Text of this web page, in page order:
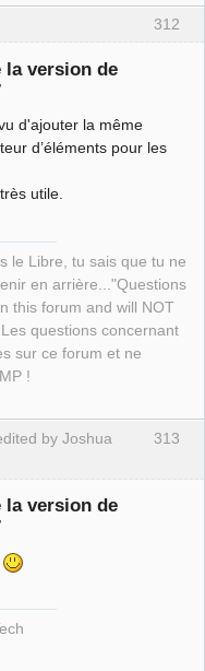
312
la version de
d'ajouter la même
d’éléments pour les
utile.
le Libre, tu sais que tu ne
en arrière..."Questions
this forum and will NOT
questions concernant
sur ce forum et ne
!
313
by Joshua
la version de